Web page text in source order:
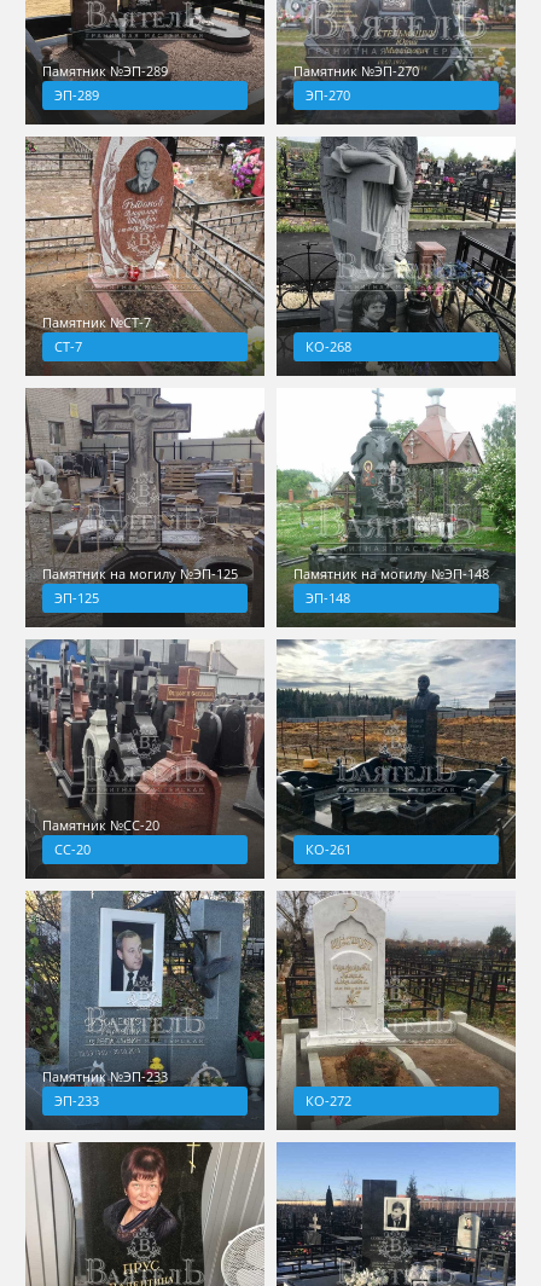
Памятник №ЭП-289
ЭП-289
Памятник №ЭП-270
ЭП-270
Памятник №СТ-7
СТ-7
КО-268
Памятник на могилу №ЭП-125
ЭП-125
Памятник на могилу №ЭП-148
ЭП-148
Памятник №СС-20
СС-20
КО-261
Памятник №ЭП-233
ЭП-233
КО-272